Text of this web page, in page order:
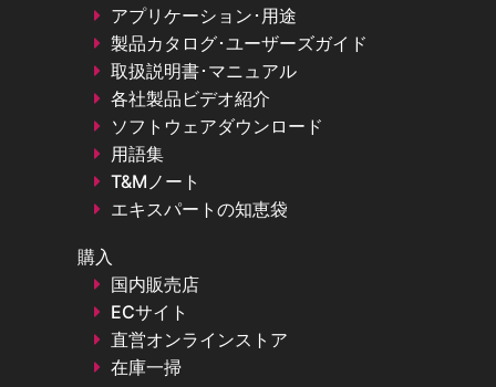
アプリケーション･用途
製品カタログ･ユーザーズガイド
取扱説明書･マニュアル
各社製品ビデオ紹介
ソフトウェアダウンロード
用語集
T&Mノート
エキスパートの知恵袋
購入
国内販売店
ECサイト
直営オンラインストア
在庫一掃